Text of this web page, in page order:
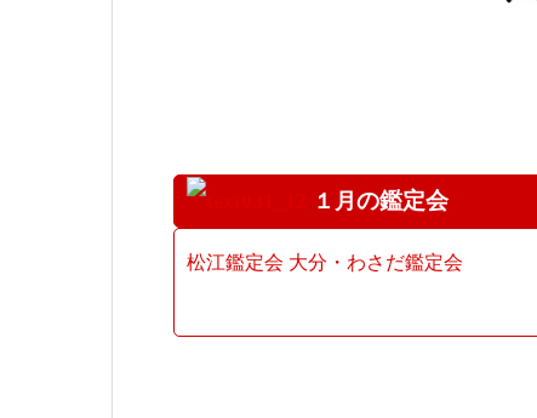
１月 の鑑定会
松江鑑定会 大分・わさだ鑑定会